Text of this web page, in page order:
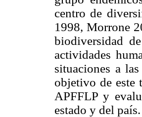
centro de
1998, Morrone
biodiversidad
actividades
situaciones a
objetivo de este
APFFLP y
estado y del país.